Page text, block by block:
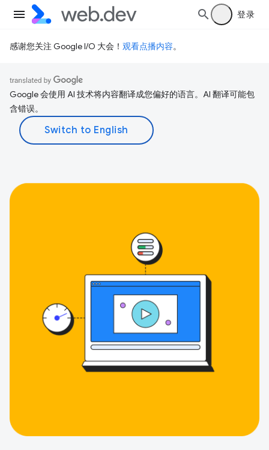
登录
感谢您关注 Google I/O 大会！ 观看点播内容。
Google 会使用 AI 技术将内容翻译成您偏好的语言。AI 翻译可能包
含错误。